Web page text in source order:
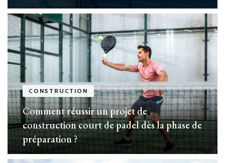
CONSTRUCTION
Comment réussir un projet de
construction court de padel dès la phase de
préparation ?